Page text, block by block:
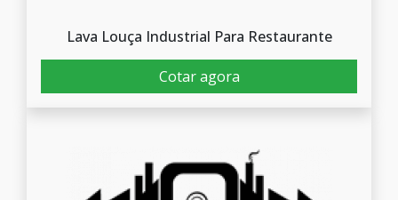
Lava Louça Industrial Para Restaurante
Cotar agora